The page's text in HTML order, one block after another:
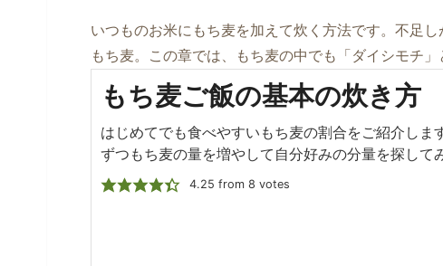
いつものお米にもち麦を加えて炊く方法です。不足
もち麦。この章では、もち麦の中でも「ダイシモチ
もち麦ご飯の基本の炊き方
はじめてでも食べやすいもち麦の割合をご紹介しま
ずつもち麦の量を増やして自分好みの分量を探して
4.25 from 8 votes